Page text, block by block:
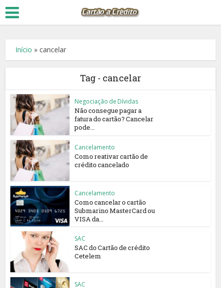
Início »cancelar
Tag - cancelar
Negociação de Dívidas
Não consegue pagar a
fatura do cartão? Cancelar
pode...
Cancelamento
Como reativar cartão de
crédito cancelado
Cancelamento
Como cancelar o cartão
Submarino MasterCard ou
VISA da...
SAC
SAC do Cartão de crédito
Cetelem
SAC